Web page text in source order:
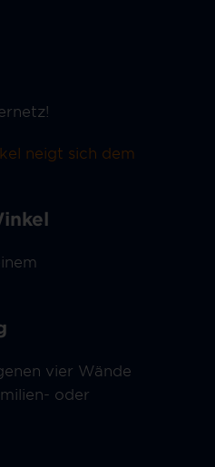
neigt sich dem
vier Wände
oder